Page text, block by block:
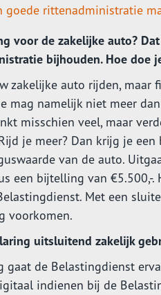
goede rittenadministratie
voor de zakelijke auto?
bijhouden. Hoe doe
zakelijke auto rijden, maar
mag namelijk niet meer
misschien veel, maar
je meer? Dan krijg je
van de auto.
een bijtelling van €5.500,-.
Met een
voorkomen.
uitsluitend zakelijk
gaat de Belastingdienst
indienen bij de